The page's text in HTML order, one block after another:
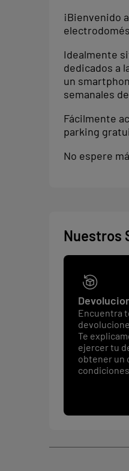
¡Bienvenido
Idealmente
dedicados a
un
semanales
Fácilmente
parking
No espere
Nuestros
Encuentra
Te
ejercer tu
obtener un